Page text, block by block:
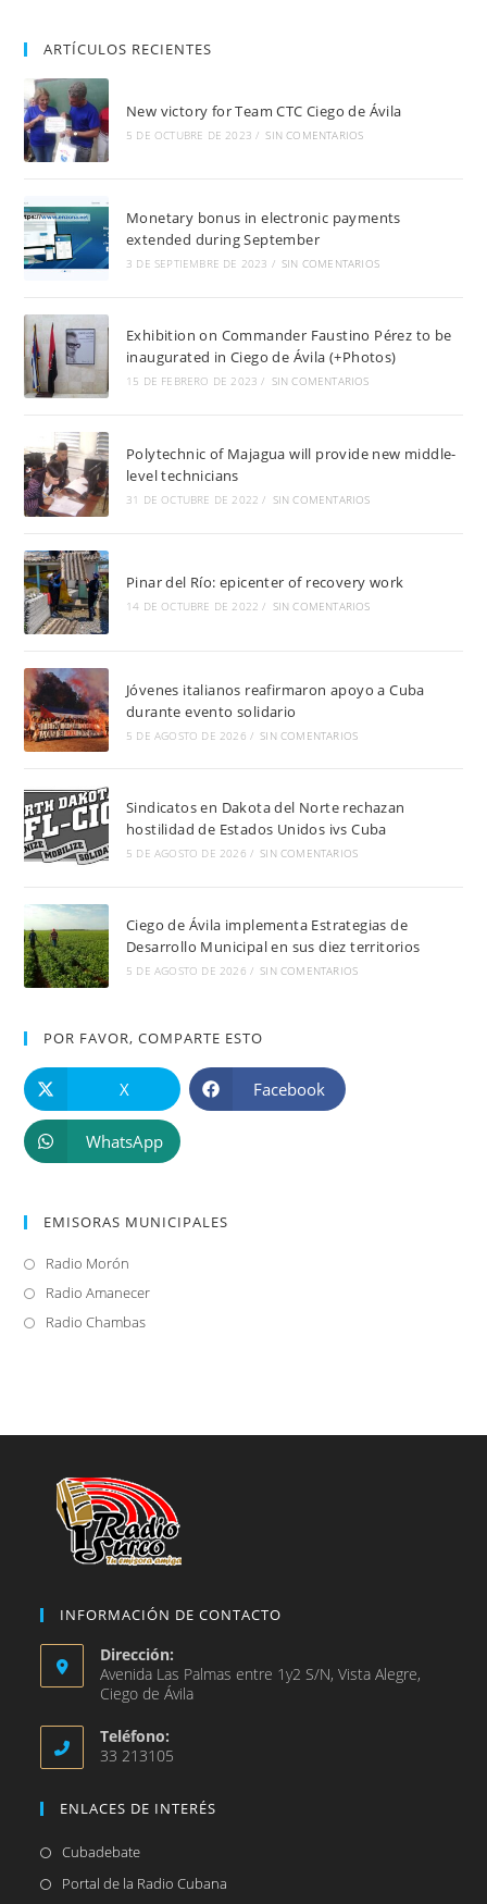
ARTÍCULOS RECIENTES
New victory for Team CTC Ciego de Ávila
5 DE OCTUBRE DE 2023 / SIN COMENTARIOS
Monetary bonus in electronic payments
extended during September
3 DE SEPTIEMBRE DE 2023 / SIN COMENTARIOS
Exhibition on Commander Faustino Pérez to be
inaugurated in Ciego de Ávila (+Photos)
15 DE FEBRERO DE 2023 / SIN COMENTARIOS
Polytechnic of Majagua will provide new middle-
level technicians
31 DE OCTUBRE DE 2022 / SIN COMENTARIOS
Pinar del Río: epicenter of recovery work
14 DE OCTUBRE DE 2022 / SIN COMENTARIOS
Jóvenes italianos reafirmaron apoyo a Cuba
durante evento solidario
5 DE AGOSTO DE 2026 / SIN COMENTARIOS
Sindicatos en Dakota del Norte rechazan
hostilidad de Estados Unidos ivs Cuba
5 DE AGOSTO DE 2026 / SIN COMENTARIOS
Ciego de Ávila implementa Estrategias de
Desarrollo Municipal en sus diez territorios
5 DE AGOSTO DE 2026 / SIN COMENTARIOS
POR FAVOR, COMPARTE ESTO
X Facebook
WhatsApp
EMISORAS MUNICIPALES
Radio Morón
abre
en
Radio AmanecerSe
Radio ChambasSe
nueva
INFORMACIÓN DE CONTACTO
Dirección:
Avenida Las Palmas entre 1y2 S/N, Vista Alegre,
Ciego de Ávila
Teléfono:
33 213105
ENLACES DE INTERÉS
CubadebateSe
abre
Portal de la Radio Cubana